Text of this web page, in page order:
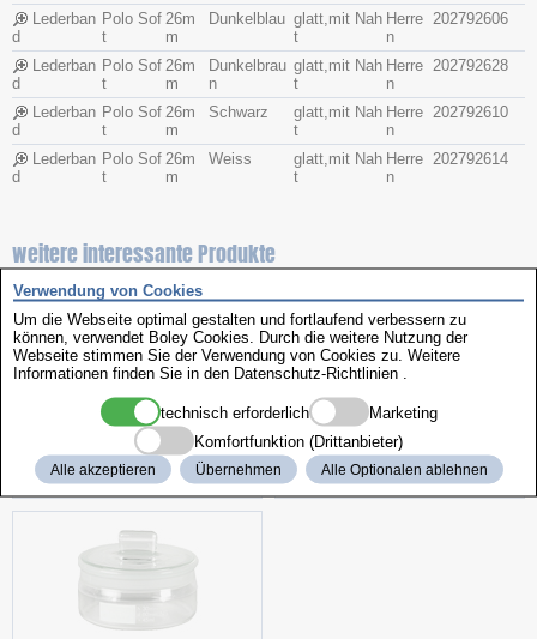
Lederban
d
Polo Sof
t
26m
m
Dunkelblau glatt,mit Nah
t
Herre
n
202792606
Lederban
d
Polo Sof
t
26m
m
Dunkelbrau
n
glatt,mit Nah
t
Herre
n
202792628
Lederban
d
Polo Sof
t
26m
m
Schwarz
glatt,mit Nah
t
Herre
n
202792610
Lederban
d
Polo Sof
t
26m
m
Weiss
glatt,mit Nah
t
Herre
n
202792614
weitere interessante Produkte
LED-Lupe Polierscheiben
Verwendung von Cookies
Um die Webseite optimal gestalten und fortlaufend verbessern zu
können, verwendet Boley Cookies. Durch die weitere Nutzung der
Webseite stimmen Sie der Verwendung von Cookies zu. Weitere
Informationen finden Sie in den Datenschutz-Richtlinien
technisch erforderlich
Marketing
Komfortfunktion (Drittanbieter)
Alle akzeptieren Übernehmen Alle Optionalen ablehnen